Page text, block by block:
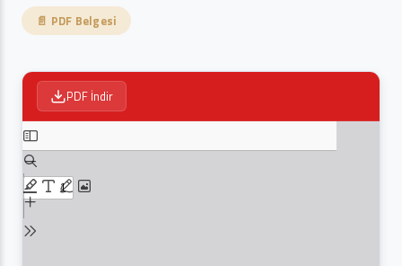
📄 PDF Belgesi
PDF İndir